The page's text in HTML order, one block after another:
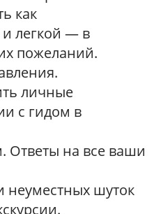
как
и легкой — в
пожеланий.
личные
с гидом в
Ответы на все ваши
неуместных шуток